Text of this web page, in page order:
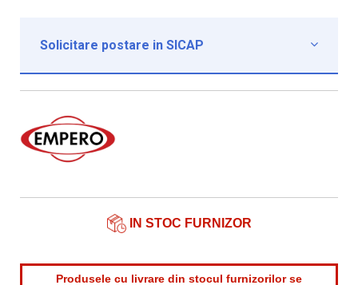
Solicitare postare in SICAP 
Institutie*
Nume contact*
IN STOC FURNIZOR
Produsele cu livrare din stocul furnizorilor se